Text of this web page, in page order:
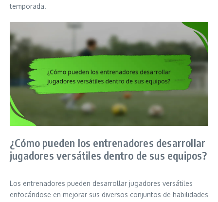
temporada.
¿Cómo pueden los entrenadores desarrollar
jugadores versátiles dentro de sus equipos?
Los entrenadores pueden desarrollar jugadores versátiles
enfocándose en mejorar sus diversos conjuntos de habilidades